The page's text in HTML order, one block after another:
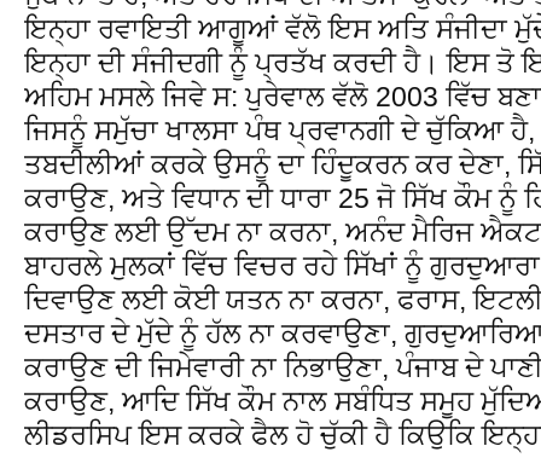
ਇਨ੍ਹਾ ਰਵਾਇਤੀ ਆਗੂਆਂ ਵੱਲੋ ਇਸ ਅਤਿ ਸੰਜੀਦਾ
ਇਨ੍ਹਾ ਦੀ ਸੰਜੀਦਗੀ ਨੂੰ ਪ੍ਰਤੱਖ ਕਰਦੀ ਹੈ। ਇਸ ਤੋ
ਅਹਿਮ ਮਸਲੇ ਜਿਵੇ ਸ: ਪੁਰੇਵਾਲ ਵੱਲੋ 2003 ਵਿੱਚ
ਜਿਸਨੂੰ ਸਮੁੱਚਾ ਖਾਲਸਾ ਪੰਥ ਪ੍ਰਵਾਨਗੀ ਦੇ ਚੁੱਕਿਆ
ਤਬਦੀਲੀਆਂ ਕਰਕੇ ਉਸਨੂੰ ਦਾ ਹਿੰਦੂਕਰਨ ਕਰ ਦੇਣਾ,
ਕਰਾਉਣ, ਅਤੇ ਵਿਧਾਨ ਦੀ ਧਾਰਾ 25 ਜੋ ਸਿੱਖ ਕੌਮ ਨੂੰ
ਕਰਾਉਣ ਲਈ ਉੱਦਮ ਨਾ ਕਰਨਾ, ਅਨੰਦ ਮੈਰਿਜ
ਬਾਹਰਲੇ ਮੁਲਕਾਂ ਵਿੱਚ ਵਿਚਰ ਰਹੇ ਸਿੱਖਾਂ ਨੂੰ
ਦਿਵਾਉਣ ਲਈ ਕੋਈ ਯਤਨ ਨਾ ਕਰਨਾ, ਫਰਾਸ,
ਦਸਤਾਰ ਦੇ ਮੁੱਦੇ ਨੂੰ ਹੱਲ ਨਾ ਕਰਵਾਉਣਾ,
ਕਰਾਉਣ ਦੀ ਜਿਮੇਵਾਰੀ ਨਾ ਨਿਭਾਉਣਾ, ਪੰਜਾਬ ਦੇ
ਕਰਾਉਣ, ਆਦਿ ਸਿੱਖ ਕੌਮ ਨਾਲ ਸਬੰਧਿਤ ਸਮੂਹ
ਲੀਡਰਸਿਪ ਇਸ ਕਰਕੇ ਫੈਲ ਹੋ ਚੁੱਕੀ ਹੈ ਕਿਉਕਿ